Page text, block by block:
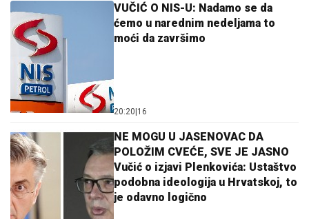
VUČIĆ O NIS-U: Nadamo se da
ćemo u narednim nedeljama to
moći da završimo
20:20 16
NE MOGU U JASENOVAC DA
POLOŽIM CVEĆE, SVE JE JASNO
Vučić o izjavi Plenkovića: Ustaštvo
podobna ideologija u Hrvatskoj, to
je odavno logično